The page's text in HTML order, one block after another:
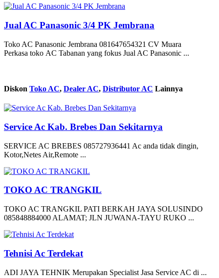
Jual AC Panasonic 3/4 PK Jembrana
Toko AC Panasonic Jembrana 081647654321 CV Muara
Perkasa toko AC Tabanan yang fokus Jual AC Panasonic ...
Diskon Toko AC, Dealer AC, Distributor AC Lainnya
Service Ac Kab. Brebes Dan Sekitarnya
SERVICE AC BREBES 085727936441 Ac anda tidak dingin,
Kotor,Netes Air,Remote ...
TOKO AC TRANGKIL
TOKO AC TRANGKIL PATI BERKAH JAYA SOLUSINDO
085848884000 ALAMAT; JLN JUWANA-TAYU RUKO ...
Tehnisi Ac Terdekat
ADI JAYA TEHNIK Merupakan Specialist Jasa Service AC di ...